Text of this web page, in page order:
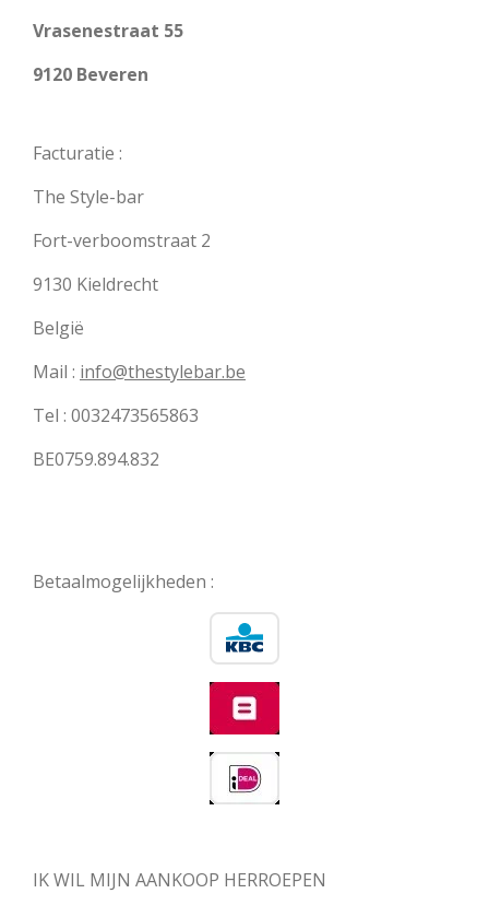
Vrasenestraat 55
9120 Beveren
Facturatie :
The Style-bar
Fort-verboomstraat 2
9130 Kieldrecht
België
Mail : info@thestylebar.be
Tel : 0032473565863
BE0759.894.832
Betaalmogelijkheden :
IK WIL MIJN AANKOOP HERROEPEN